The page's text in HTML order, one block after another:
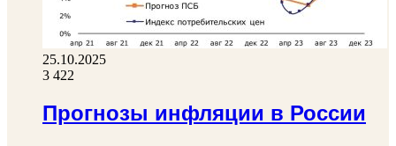
25.10.2025
3 422
Прогнозы инфляции в России